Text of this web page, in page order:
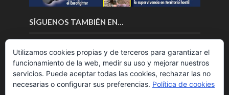
SÍGUENOS TAMBIÉN EN…
Utilizamos cookies propias y de terceros para garantizar el
funcionamiento de la web, medir su uso y mejorar nuestros
servicios. Puede aceptar todas las cookies, rechazar las no
necesarias o configurar sus preferencias. Política de cookies